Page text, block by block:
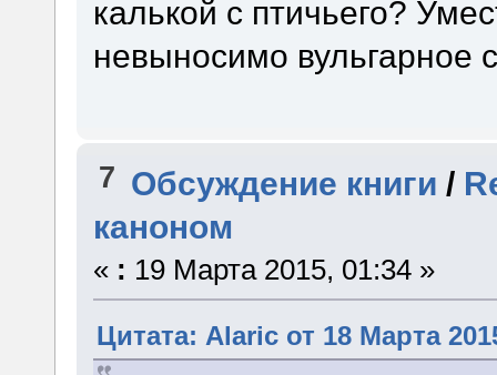
калькой с птичьего?
невыносимо вульгарное
7 Обсуждение книги /
каноном
« : 19 Марта 2015, 01:34 »
Цитата: Alaric от 18 Марта